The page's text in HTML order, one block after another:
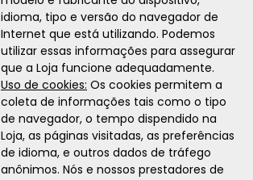
idioma, tipo e versão do navegador de
Internet que está utilizando. Podemos
utilizar essas informações para assegurar
que a Loja funcione adequadamente.
Uso de cookies: Os cookies permitem a
coleta de informações tais como o tipo
de navegador, o tempo dispendido na
Loja, as páginas visitadas, as preferências
de idioma, e outros dados de tráfego
anônimos. Nós e nossos prestadores de